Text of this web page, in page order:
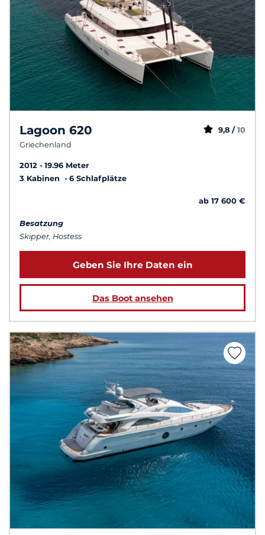
Lagoon 620
Griechenland
9,8 / 10
2012
19.96 Meter
3 Kabinen
6 Schlafplätze
ab 17 600 €
Besatzung
Skipper, Hostess
Geben Sie Ihre Daten ein
Das Boot ansehen